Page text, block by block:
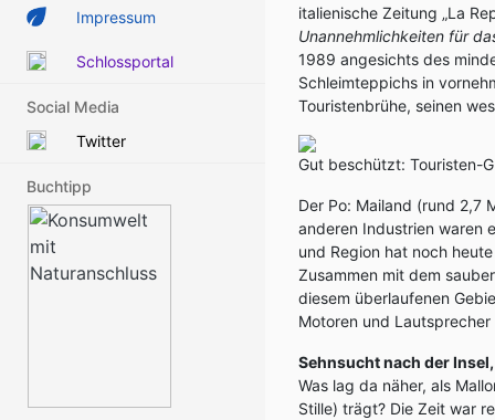
Impressum
Schlossportal
Social Media
Twitter
Buchtipp
italienische Zeitung „La
Unannehmlichkeiten für
1989 angesichts des
Schleimteppichs in
Touristenbrühe, seinen
Gut beschützt: Touristen-
Der Po: Mailand (rund 2,7
anderen Industrien waren
und Region hat noch
Zusammen mit dem
diesem überlaufenen
Motoren und
Sehnsucht nach der
Was lag da näher, als
Stille) trägt? Die Zeit war